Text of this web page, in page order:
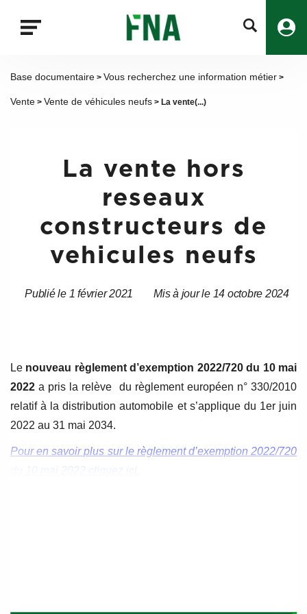
recherche
Base documentaire > Vous recherchez une information métier >
Vente > Vente de véhicules neufs > La vente(...)
La vente hors
reseaux
constructeurs de
vehicules neufs
Date
Publié le 1 février 2021
Date
Mis à jour le 14 octobre 2024
Le nouveau règlement d’exemption 2022/720 du 10 mai
2022 a pris la relève du règlement européen n° 330/2010
relatif à la distribution automobile et s’applique du 1er juin
2022 au 31 mai 2034.
Pour en savoir plus sur le règlement d’exemption 2022/720
du 10 mai 2022 cliquez ici.
s’engagent à ne pas vendre à des distributeurs non